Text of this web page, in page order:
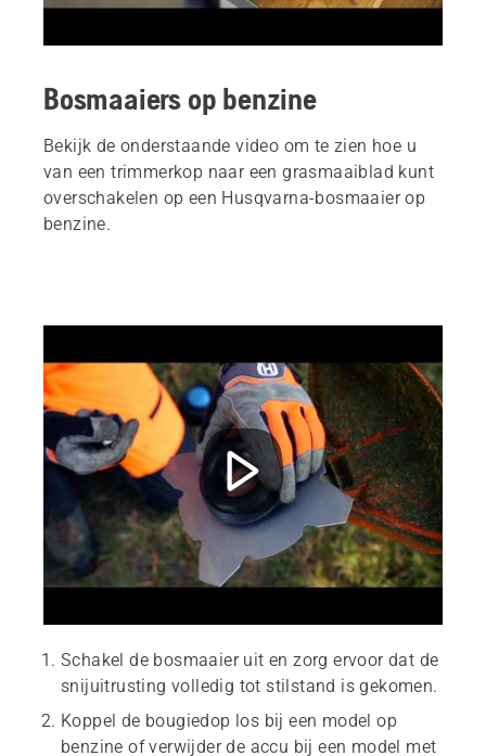
Bosmaaiers op benzine
Bekijk de onderstaande video om te zien hoe u
van een trimmerkop naar een grasmaaiblad kunt
overschakelen op een Husqvarna-bosmaaier op
benzine.
Schakel de bosmaaier uit en zorg ervoor dat de
snijuitrusting volledig tot stilstand is gekomen.
Koppel de bougiedop los bij een model op
benzine of verwijder de accu bij een model met